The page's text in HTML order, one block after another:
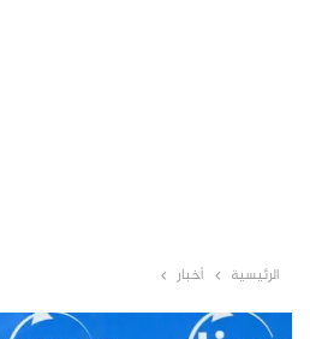
الرئيسية أخبار